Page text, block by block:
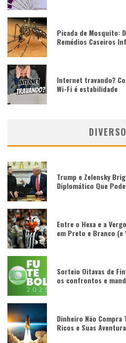
Picada de Mosquito:
Remédios Caseiros
Internet travando?
Wi-Fi é estabilidade
Trump e Zelensky
Diplomático Que
Entre o Hexa e a
em Preto e Branco (e
Sorteio Oitavas de
os confrontos e
Dinheiro Não Compra
Ricos e Suas